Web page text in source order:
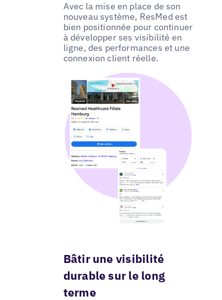
Avec la mise en place de son
nouveau système, ResMed est
bien positionnée pour continuer
à développer ses visibilité en
ligne, des performances et une
connexion client réelle.
Bâtir une visibilité
durable sur le long
terme